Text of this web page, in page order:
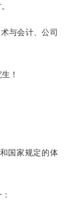
与会计、公司
！
国家规定的体